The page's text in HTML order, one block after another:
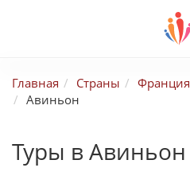
Главная Страны Франция
Авиньон
Туры в Авиньон